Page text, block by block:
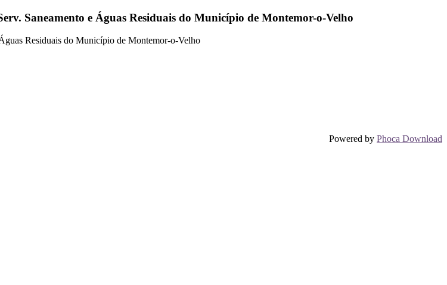
Saneamento e Águas Residuais do Município de Montemor-o-Velho
Residuais do Município de Montemor-o-Velho
Powered by Phoca Download